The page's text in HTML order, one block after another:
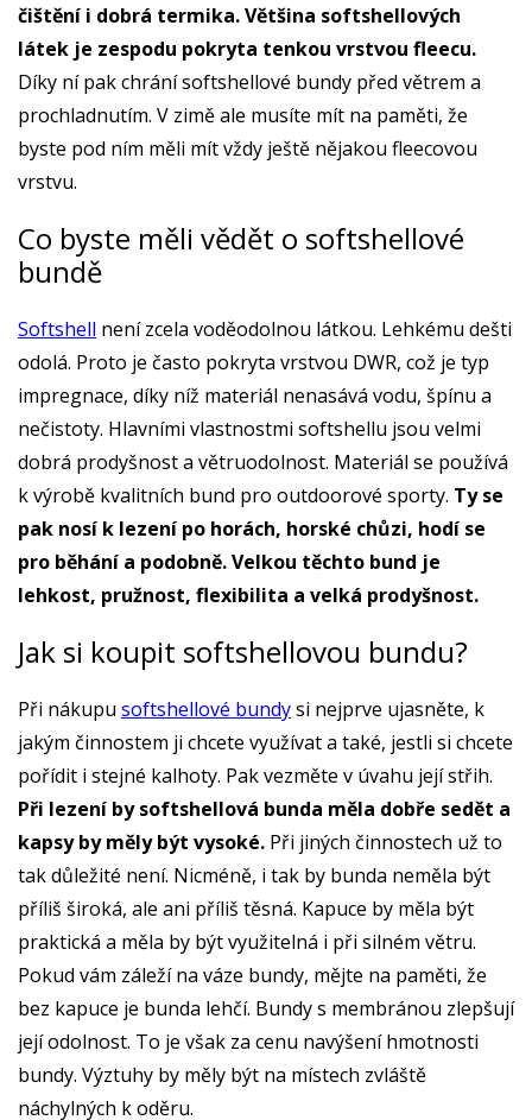
čištění i dobrá termika. Většina softshellových
látek je zespodu pokryta tenkou vrstvou fleecu.
Díky ní pak chrání softshellové bundy před větrem a
prochladnutím. V zimě ale musíte mít na paměti, že
byste pod ním měli mít vždy ještě nějakou fleecovou
vrstvu.
Co byste měli vědět o softshellové
bundě
Softshell není zcela voděodolnou látkou. Lehkému dešti
odolá. Proto je často pokryta vrstvou DWR, což je typ
impregnace, díky níž materiál nenasává vodu, špínu a
nečistoty. Hlavními vlastnostmi softshellu jsou velmi
dobrá prodyšnost a větruodolnost. Materiál se používá
k výrobě kvalitních bund pro outdoorové sporty. Ty se
pak nosí k lezení po horách, horské chůzi, hodí se
pro běhání a podobně. Velkou těchto bund je
lehkost, pružnost, flexibilita a velká prodyšnost.
Jak si koupit softshellovou bundu?
Při nákupu softshellové bundysi nejprve ujasněte, k
jakým činnostem ji chcete využívat a také, jestli si chcete
pořídit i stejné kalhoty. Pak vezměte v úvahu její střih.
Při lezení by softshellová bunda měla dobře sedět a
kapsy by měly být vysoké. Při jiných činnostech už to
tak důležité není. Nicméně, i tak by bunda neměla být
příliš široká, ale ani příliš těsná. Kapuce by měla být
praktická a měla by být využitelná i při silném větru.
Pokud vám záleží na váze bundy, mějte na paměti, že
bez kapuce je bunda lehčí. Bundy s membránou zlepšují
její odolnost. To je však za cenu navýšení hmotnosti
bundy. Výztuhy by měly být na místech zvláště
náchylných k oděru.